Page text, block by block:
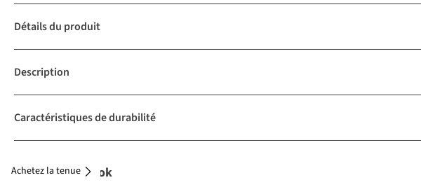
Détails du produit
Description
Caractéristiques de durabilité
Complétez le look
Achetez la tenue